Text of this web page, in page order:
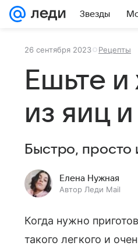
Звезды
26 сентября 2023 Рецепты
Ешьте и
из яиц
Быстро, просто
Елена Нужная
Автор Леди Mail
Когда нужно
такого легкого и